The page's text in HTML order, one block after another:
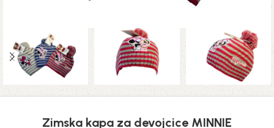
Zimska kapa za devojcice MINNIE